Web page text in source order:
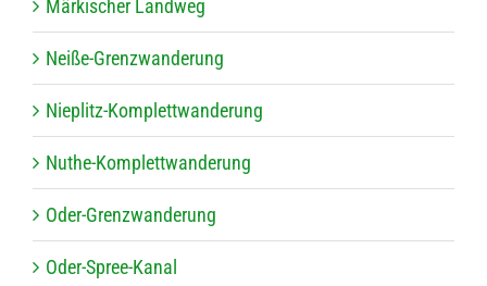
Mär­ki­scher Landweg
Neiße-Grenz­wan­de­rung
Nie­plitz-Kom­plett­wan­de­rung
Nuthe-Kom­plett­wan­de­rung
Oder-Grenz­wan­de­rung
Oder-Spree-Kanal